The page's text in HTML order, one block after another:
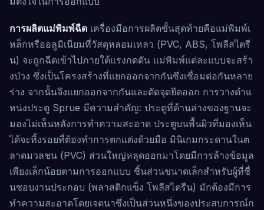
การผลิตแม่พิมพ์ฉีด เครื่องมือการผลิตขั้นสุดท้ายคือแม่พิมพ์เ
หล็กหรืออลูมิเนียมที่วัสดุหลอมเหลว (PVC, ABS, โพลีสไตรี
น) จะถูกฉีดเข้าไปภายใต้แรงกดดัน แม่พิมพ์แต่ละแบบจะสร้า
งป่วง ซึ่งเป็นโครงสร้างที่แยกออกจากกันซึ่งเชื่อมต่อกันหลาย
ร่าง จากนั้นจึงแยกออกจากกันและตัดจุดยึดออก การวางตำแ
หน่งประตู Sprue มีความสำคัญ: ประตูที่ด้านล่างของฐานจะ
มองไม่เห็นหลังการทำความสะอาด ประตูบนพื้นผิวที่มองเห็น
ได้จะทิ้งรอยที่ต้องทำการตกแต่งด้วยมือ มินิเกมกระดานในต
ลาดมวลชน (PVC) ส่วนใหญ่หลุดออกมาโดยมีการล้างข้อมูล
เพียงเล็กน้อยตามการออกแบบ ชิ้นส่วนขนาดเล็กสำหรับผู้ที่ชื่
นชอบงานประกอบ (พลาสติกแข็ง โพลีสไตรีน) มักต้องมีการ
ทำความสะอาดโดยเจตนาซึ่งเป็นส่วนหนึ่งของประสบการณ์ก